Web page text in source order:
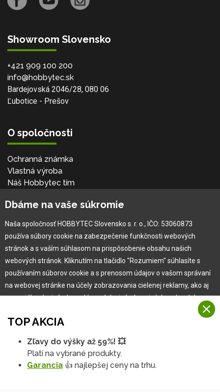
Showroom Slovensko
+421 909 100 200
info@hobbytec.sk
Bardejovská 2046/28, 080 06
Ľubotice - Prešov
O spoločnosti
Ochranná známka
Vlastná výroba
Náš Hobbytec tím
Naša história
Pre zákazníka
Garancia najlepšej ceny
Užívateľský manuál
Reklamácia
TOP AKCIA
Zľavy do výšky až 59%! 💥
Platí na vybrané produkty.
Garancia 👍 najlepšej ceny na trhu.
Dbáme na vaše súkromie
Naša spoločnosť HOBBYTEC Slovensko s. r. o., IČO: 53060873
používa súbory cookie na zabezpečenie funkčnosti webových
stránok a s vaším súhlasom na prispôsobenie obsahu našich
webových stránok. Kliknutím na tlačidlo "Rozumiem" súhlasíte s
používaním súborov cookie a s prenosom údajov o vašom správaní
na webovej stránke na účely zobrazovania cielenej reklamy, ako aj
na sociálnych sieťach a reklamných sieťach na iných webových
Viac informácií
Na našich webových stránkach používame niekoľko kategórií
Rozumiem